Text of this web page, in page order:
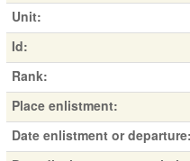
Unit:
Id:
Rank:
Place enlistment:
Date enlistment or departure: